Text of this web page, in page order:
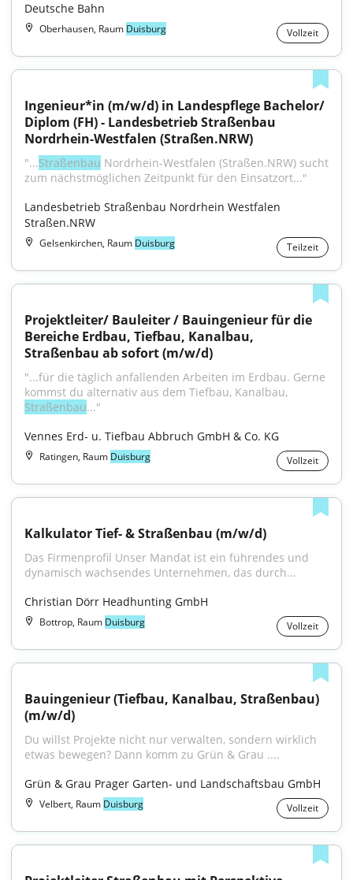
Deutsche Bahn
Oberhausen, Raum Duisburg Vollzeit
Ingenieur*in (m/w/d) in Landespflege Bachelor/
Diplom (FH) - Landesbetrieb Straßenbau
Nordrhein-Westfalen (Straßen.NRW)
"...Straßenbau Nordrhein-Westfalen (Straßen.NRW) sucht
zum nächstmöglichen Zeitpunkt für den Einsatzort..."
Landesbetrieb Straßenbau Nordrhein Westfalen
Straßen.NRW
Gelsenkirchen, Raum Duisburg Teilzeit
Projektleiter/ Bauleiter / Bauingenieur für die
Bereiche Erdbau, Tiefbau, Kanalbau,
Straßenbau ab sofort (m/w/d)
"...für die täglich anfallenden Arbeiten im Erdbau. Gerne
Straßenbau..."
Vennes Erd- u. Tiefbau Abbruch GmbH & Co. KG
Ratingen, Raum Duisburg Vollzeit
Kalkulator Tief- & Straßenbau (m/w/d)
Das Firmenprofil Unser Mandat ist ein führendes und
dynamisch wachsendes Unternehmen, das durch...
Christian Dörr Headhunting GmbH
Bottrop, Raum Duisburg Vollzeit
Bauingenieur (Tiefbau, Kanalbau, Straßenbau)
(m/w/d)
Du willst Projekte nicht nur verwalten, sondern wirklich
etwas bewegen? Dann komm zu Grün & Grau ....
Grün & Grau Prager Garten- und Landschaftsbau GmbH
Velbert, Raum Duisburg Vollzeit